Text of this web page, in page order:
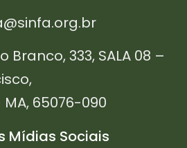
Branco, 333, SALA 08 –
MA, 65076-090
Mídias Sociais